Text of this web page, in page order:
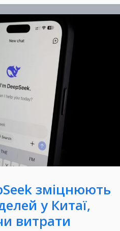
зміцнюють
у Китаї,
витрати